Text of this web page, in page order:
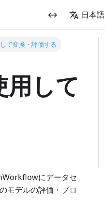
↔ 日本語
て変換・評価する
して
にデータセ
モデルの評価・プロ